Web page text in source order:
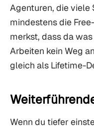
Agenturen, die viele
mindestens die
merkst, dass da
Arbeiten kein Weg an
gleich als Lifetime-
Wenn du tiefer